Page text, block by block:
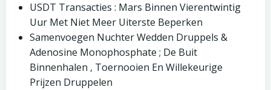
USDT Transacties : Mars Binnen Vierentwintig
Uur Met Niet Meer Uiterste Beperken
Samenvoegen Nuchter Wedden Druppels &
Adenosine Monophosphate ; De Buit
Binnenhalen , Toernooien En Willekeurige
Prijzen Druppelen